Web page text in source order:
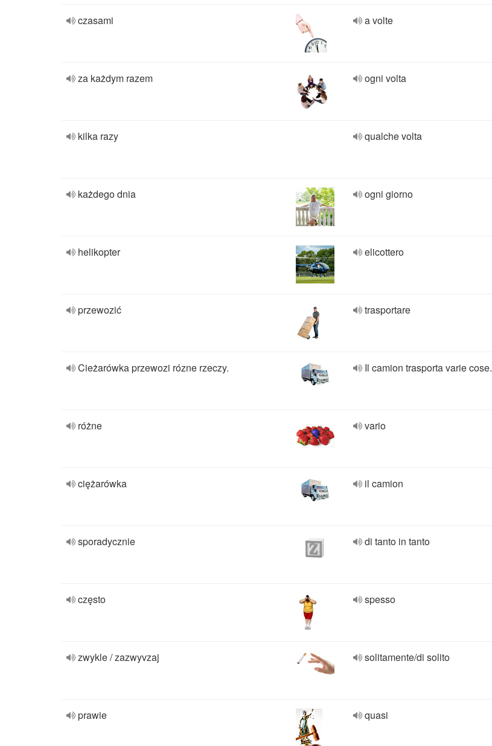
czasami a volte
za każdym razem ogni volta
kilka razy qualche volta
każdego dnia ogni giorno
helikopter elicottero
przewozić trasportare
Cieżarówka przewozi rózne rzeczy. Il camion trasporta varie cose.
różne vario
ciężarówka il camion
sporadycznie di tanto in tanto
często spesso
zwykle / zazwyvzaj solitamente/di solito
prawie quasi